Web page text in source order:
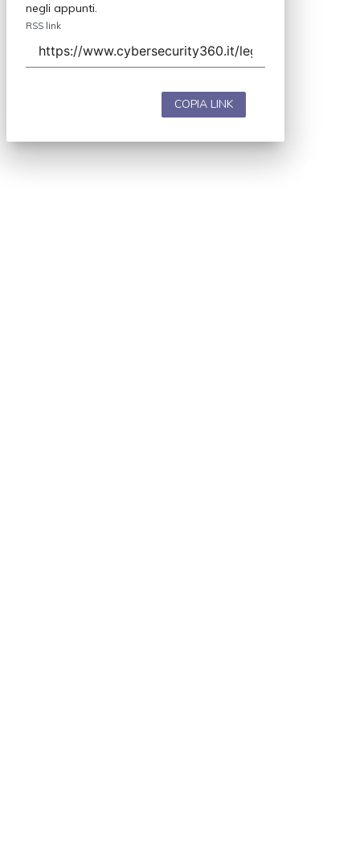
negli appunti.
RSS link
COPIA LINK